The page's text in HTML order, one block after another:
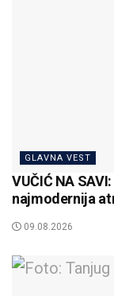
GLAVNA VEST
VUČIĆ NA
najmodernija
09.08.2026